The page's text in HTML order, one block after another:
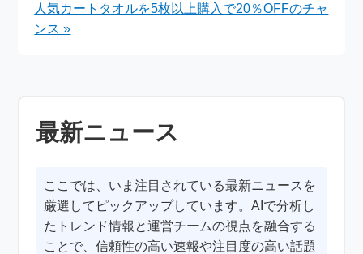
人気カートタオルを5枚以上購入で20％OFFのチャ
ンス »
最新ニュース
ここでは、いま注目されている最新ニュースを
厳選してピックアップしています。AIで分析し
たトレンド情報と運営チームの視点を融合する
ことで、信頼性の高い速報や注目度の高い話題